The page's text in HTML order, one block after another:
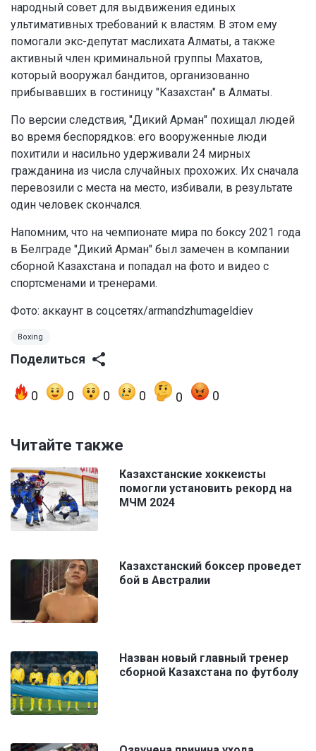
народный совет для выдвижения единых
ультимативных требований к властям. В этом ему
помогали экс-депутат маслихата Алматы, а также
активный член криминальной группы Махатов,
который вооружал бандитов, организованно
прибывавших в гостиницу "Казахстан" в Алматы.
По версии следствия, "Дикий Арман" похищал людей
во время беспорядков: его вооруженные люди
похитили и насильно удерживали 24 мирных
гражданина из числа случайных прохожих. Их сначала
перевозили с места на место, избивали, в результате
один человек скончался.
Напомним, что на чемпионате мира по боксу 2021 года
в Белграде "Дикий Арман" был замечен в компании
сборной Казахстана и попадал на фото и видео с
спортсменами и тренерами.
Фото: аккаунт в соцсетях/armandzhumageldiev
Boxing
Поделиться
0 0 0 0 0 0
Читайте также
Казахстанские хоккеисты
помогли установить рекорд на
МЧМ 2024
Казахстанский боксер проведет
бой в Австралии
Назван новый главный тренер
сборной Казахстана по футболу